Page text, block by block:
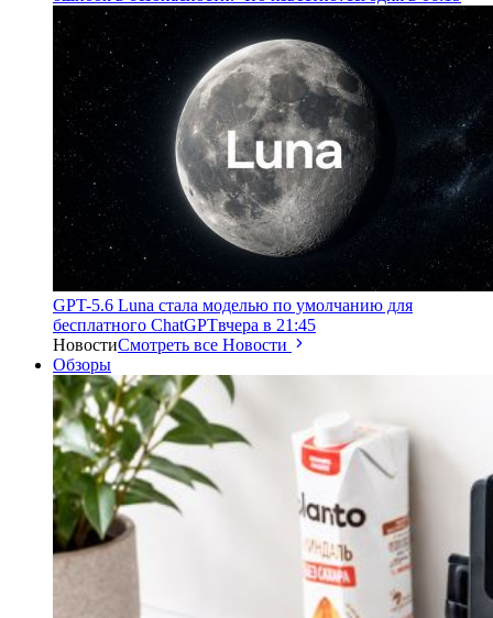
GPT-5.6 Luna стала моделью по умолчанию для
бесплатного ChatGPTвчера в 21:45
НовостиСмотреть все Новости
Обзоры